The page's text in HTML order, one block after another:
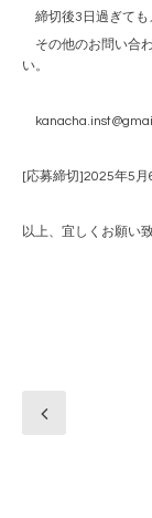
締切後3日過ぎても
その他のお問い合
い。
[応募締切]2025年5月
以上、宜しくお願い